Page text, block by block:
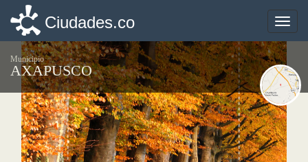
Toggle
Ciudades.co
Municipio
AXAPUSCO
Toggle
Ciudades.co